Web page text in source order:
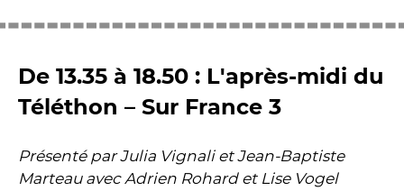
De 13.35 à 18.50 : L'après-midi du
Téléthon – Sur France 3
Présenté par Julia Vignali et Jean-Baptiste
Marteau avec Adrien Rohard et Lise Vogel